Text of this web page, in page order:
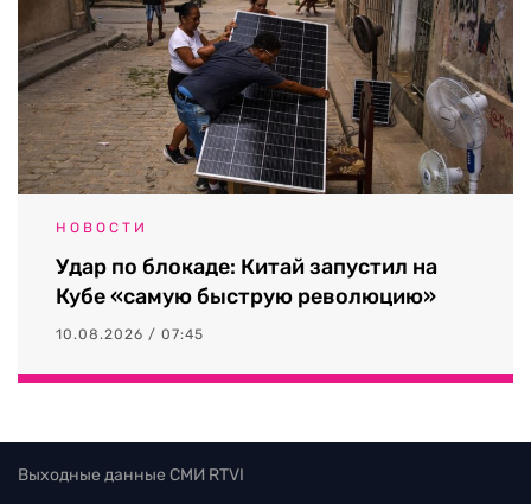
НОВОСТИ
Удар по блокаде: Китай запустил на
Кубе «самую быструю революцию»
10.08.2026 / 07:45
Выходные данные СМИ RTVI